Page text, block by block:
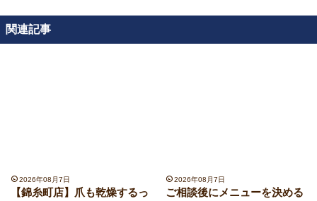
関連記事
2026年08月7日
【錦糸町店】爪も乾燥するっ
2026年08月7日
ご相談後にメニューを決める